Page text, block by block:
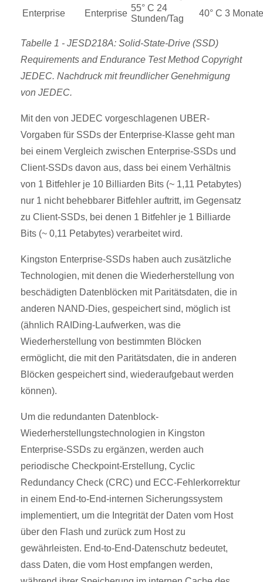
Enterprise Enterprise
55° C 24
Stunden/Tag
40° C 3 Monate
Tabelle 1 - JESD218A: Solid-State-Drive (SSD)
Requirements and Endurance Test Method Copyright
JEDEC. Nachdruck mit freundlicher Genehmigung
von JEDEC.
Mit den von JEDEC vorgeschlagenen UBER-
Vorgaben für SSDs der Enterprise-Klasse geht man
bei einem Vergleich zwischen Enterprise-SSDs und
Client-SSDs davon aus, dass bei einem Verhältnis
von 1 Bitfehler je 10 Billiarden Bits (~ 1,11 Petabytes)
nur 1 nicht behebbarer Bitfehler auftritt, im Gegensatz
zu Client-SSDs, bei denen 1 Bitfehler je 1 Billiarde
Bits (~ 0,11 Petabytes) verarbeitet wird.
Kingston Enterprise-SSDs haben auch zusätzliche
Technologien, mit denen die Wiederherstellung von
beschädigten Datenblöcken mit Paritätsdaten, die in
anderen NAND-Dies, gespeichert sind, möglich ist
(ähnlich RAIDing-Laufwerken, was die
Wiederherstellung von bestimmten Blöcken
ermöglicht, die mit den Paritätsdaten, die in anderen
Blöcken gespeichert sind, wiederaufgebaut werden
können).
Um die redundanten Datenblock-
Wiederherstellungstechnologien in Kingston
Enterprise-SSDs zu ergänzen, werden auch
periodische Checkpoint-Erstellung, Cyclic
Redundancy Check (CRC) und ECC-Fehlerkorrektur
in einem End-to-End-internen Sicherungssystem
implementiert, um die Integrität der Daten vom Host
über den Flash und zurück zum Host zu
gewährleisten. End-to-End-Datenschutz bedeutet,
dass Daten, die vom Host empfangen werden,